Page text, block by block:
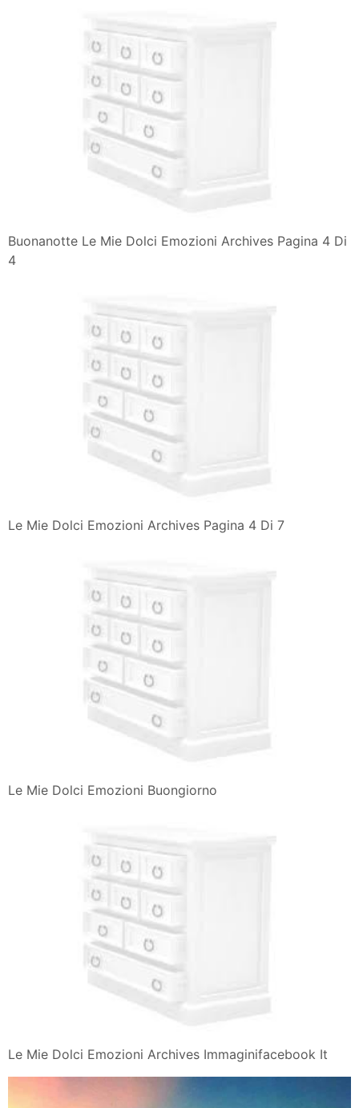
Buonanotte Le Mie Dolci Emozioni Archives Pagina 4 Di
4
Le Mie Dolci Emozioni Archives Pagina 4 Di 7
Le Mie Dolci Emozioni Buongiorno
Le Mie Dolci Emozioni Archives Immaginifacebook It